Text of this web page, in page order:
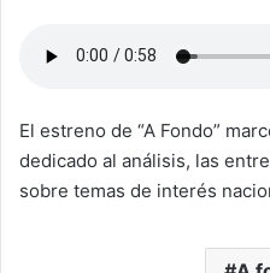
El estreno de “A Fondo”
dedicado al análisis, las
sobre temas de interés